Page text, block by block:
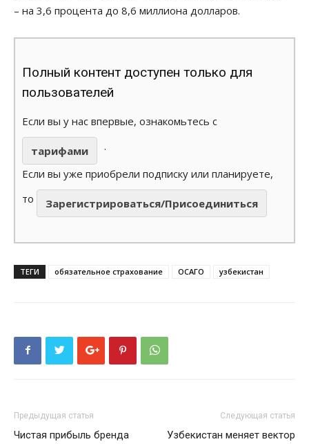
– на 3,6 процента до 8,6 миллиона долларов.
Полный контент доступен только для
пользователей
Если вы у нас впервые, ознакомьтесь с
тарифами
.
Если вы уже приобрели подписку или планируете,
то
Зарегистрироваться/Присоединиться
ТЕГИ обязательное страхование ОСАГО узбекистан
Предыдущая статья
Чистая прибыль бренда
Следующая статья
Узбекистан меняет вектор